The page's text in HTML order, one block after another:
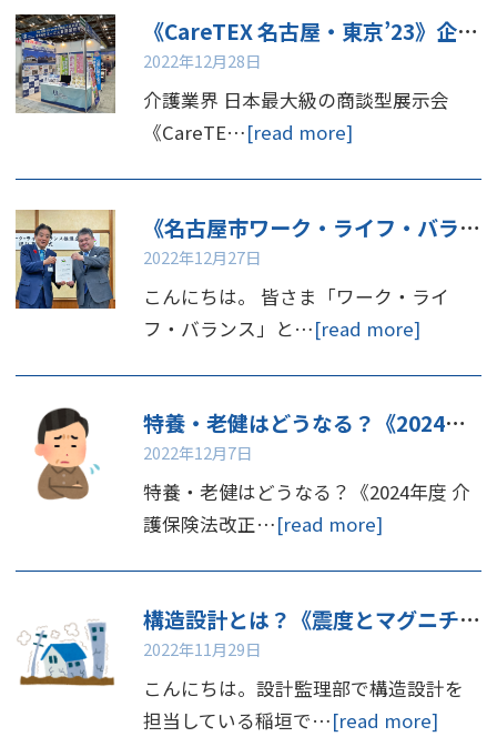
《CareTEX 名古屋・東京’23》企業ブース出展・セミナー講演をいたします
2022年12月28日
介護業界 日本最大級の商談型展示会
《CareTE…[read more]
《名古屋市ワーク・ライフ・バランス推進企業》認証をいただきました
2022年12月27日
こんにちは。 皆さま「ワーク・ライ
フ・バランス」と…[read more]
特養・老健はどうなる？《2024年度 介護保険法改正》の論点
2022年12月7日
特養・老健はどうなる？《2024年度 介
護保険法改正…[read more]
構造設計とは？《震度とマグニチュード》
2022年11月29日
こんにちは。設計監理部で構造設計を
担当している稲垣で…[read more]